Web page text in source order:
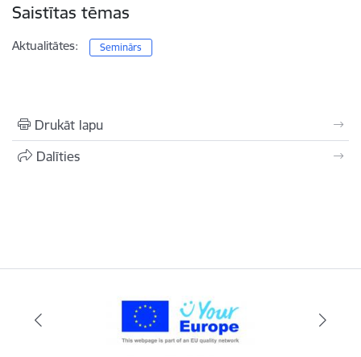
Saistītas tēmas
Aktualitātes: Seminārs
Drukāt lapu
Dalīties